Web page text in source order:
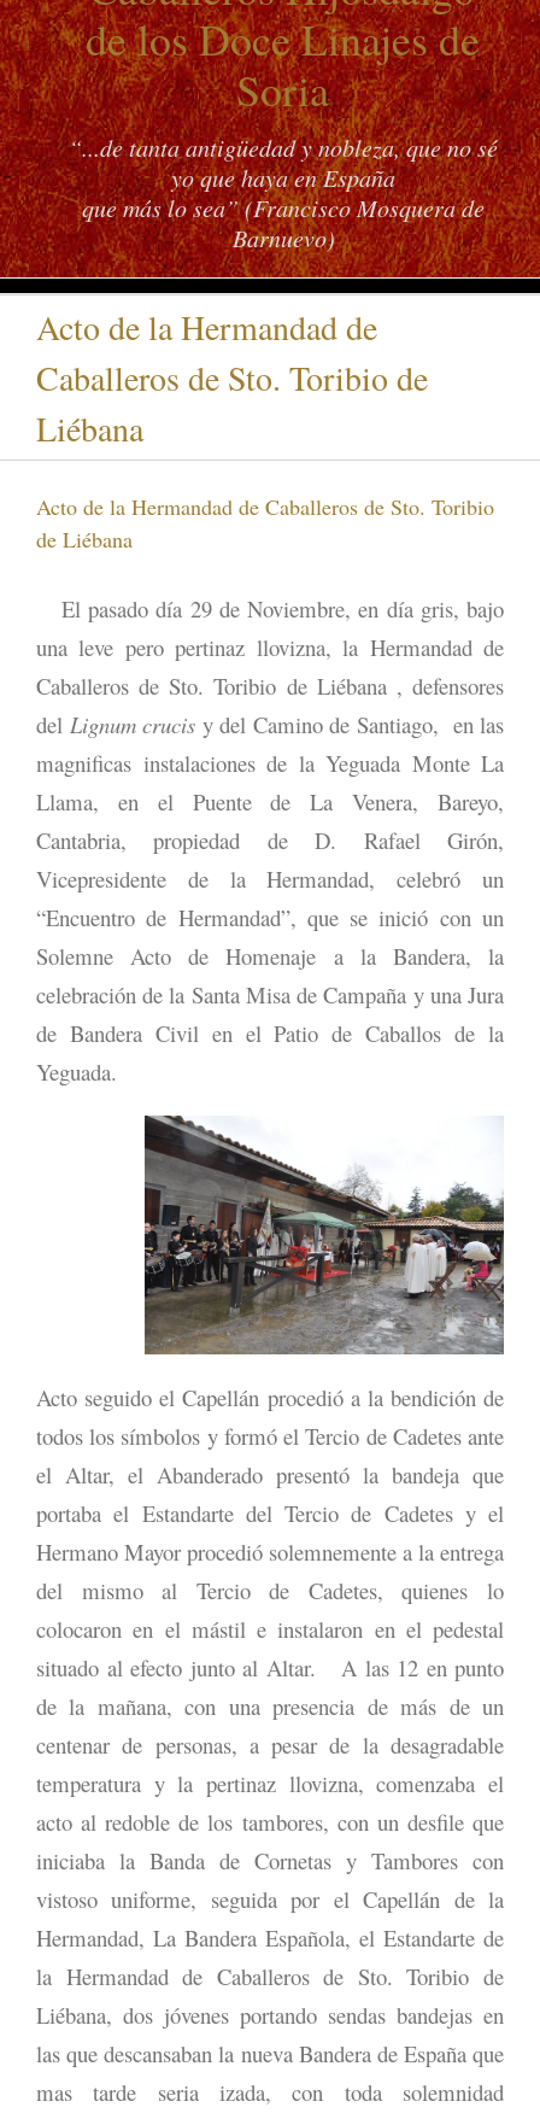
de los Doce Linajes de
Soria
“...de tanta antigüedad y nobleza, que no sé
yo que haya en España
que más lo sea” (Francisco Mosquera de
Barnuevo)
Acto de la Hermandad de
Caballeros de Sto. Toribio de
Liébana
Acto de la Hermandad de Caballeros de Sto. Toribio
de Liébana
El pasado día 29 de Noviembre, en día gris, bajo
una leve pero pertinaz llovizna, la Hermandad de
Caballeros de Sto. Toribio de Liébana , defensores
del Lignum crucis y del Camino de Santiago, en las
magnificas instalaciones de la Yeguada Monte La
Llama, en el Puente de La Venera, Bareyo,
Cantabria, propiedad de D. Rafael Girón,
Vicepresidente de la Hermandad, celebró un
“Encuentro de Hermandad”, que se inició con un
Solemne Acto de Homenaje a la Bandera, la
celebración de la Santa Misa de Campaña y una Jura
de Bandera Civil en el Patio de Caballos de la
Yeguada.
Acto seguido el Capellán procedió a la bendición de
todos los símbolos y formó el Tercio de Cadetes ante
el Altar, el Abanderado presentó la bandeja que
portaba el Estandarte del Tercio de Cadetes y el
Hermano Mayor procedió solemnemente a la entrega
del mismo al Tercio de Cadetes, quienes lo
colocaron en el mástil e instalaron en el pedestal
situado al efecto junto al Altar. A las 12 en punto
de la mañana, con una presencia de más de un
centenar de personas, a pesar de la desagradable
temperatura y la pertinaz llovizna, comenzaba el
acto al redoble de los tambores, con un desfile que
iniciaba la Banda de Cornetas y Tambores con
vistoso uniforme, seguida por el Capellán de la
Hermandad, La Bandera Española, el Estandarte de
la Hermandad de Caballeros de Sto. Toribio de
Liébana, dos jóvenes portando sendas bandejas en
las que descansaban la nueva Bandera de España que
mas tarde seria izada, con toda solemnidad